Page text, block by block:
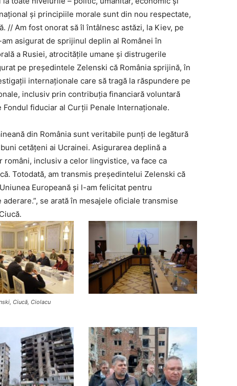
și principiile morale sunt din nou respectate,
// Am fost onorat să îl întâlnesc astăzi, la Kiev, pe
asigurat de sprijinul deplin al Românei în
a Rusiei, atrocitățile umane și distrugerile
pe președintele Zelenski că România sprijină, în
internaționale care să tragă la răspundere pe
inclusiv prin contribuția financiară voluntară
fiduciar al Curții Penale Internaționale.
din România sunt veritabile punți de legătură
cetățeni ai Ucrainei. Asigurarea deplină a
inclusiv a celor lingvistice, va face ca
Totodată, am transmis președintelui Zelenski că
Europeană și l-am felicitat pentru
se arată în mesajele oficiale transmise
Ciucă, Ciolacu